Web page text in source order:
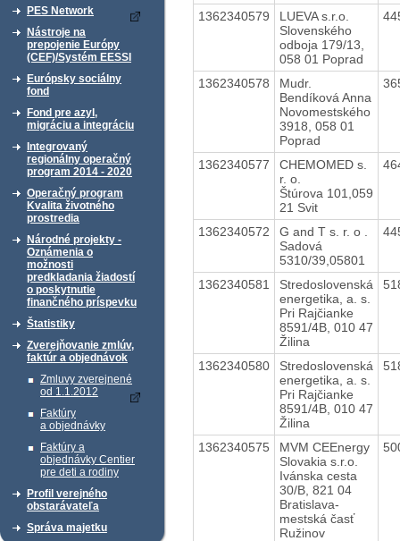
PES Network
Nástroje na
prepojenie Európy
(CEF)/Systém EESSI
Európsky sociálny
fond
Fond pre azyl,
migráciu a integráciu
Integrovaný
regionálny operačný
program 2014 - 2020
Operačný program
Kvalita životného
prostredia
Národné projekty -
Oznámenia o
možnosti
predkladania žiadostí
o poskytnutie
finančného príspevku
Štatistiky
Zverejňovanie zmlúv,
faktúr a objednávok
Zmluvy zverejnené
od 1.1.2012
Faktúry
a objednávky
Faktúry a
objednávky Centier
pre deti a rodiny
Profil verejného
obstarávateľa
Správa majetku
1362340579
LUEVA s.r.o.
Slovenského
odboja 179/13,
058 01 Poprad
1362340578
Mudr.
Bendíková Anna
Novomestského
3918, 058 01
Poprad
1362340577
CHEMOMED s.
r. o.
Štúrova 101,059
21 Svit
1362340572
G and T s. r. o .
Sadová
5310/39,05801
1362340581
Stredoslovenská
energetika, a. s.
Pri Rajčianke
8591/4B, 010 47
Žilina
1362340580
Stredoslovenská
energetika, a. s.
Pri Rajčianke
8591/4B, 010 47
Žilina
1362340575
MVM CEEnergy
Slovakia s.r.o.
Ivánska cesta
30/B, 821 04
Bratislava-
mestská časť
Ružinov